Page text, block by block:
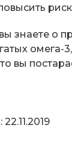
знаете о
омега-
вы